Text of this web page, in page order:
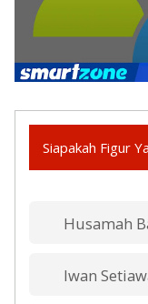
Siapakah Figur
Husamah
Iwan